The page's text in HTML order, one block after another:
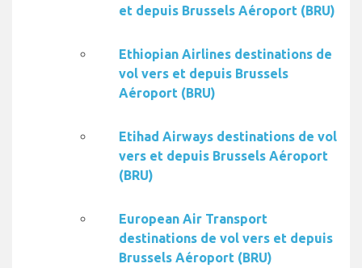
et depuis Brussels Aéroport (BRU)
Ethiopian Airlines destinations de
vol vers et depuis Brussels
Aéroport (BRU)
Etihad Airways destinations de vol
vers et depuis Brussels Aéroport
(BRU)
European Air Transport
destinations de vol vers et depuis
Brussels Aéroport (BRU)